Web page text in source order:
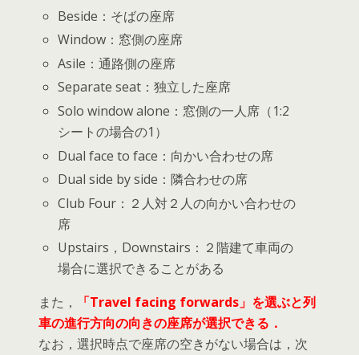
Beside：そばの座席
Window：窓側の座席
Asile：通路側の座席
Separate seat：独立した座席
Solo window alone：窓側の一人席（1:2
シートの場合の1）
Dual face to face：向かい合わせの席
Dual side by side：隣合わせの席
Club Four：２人対２人の向かい合わせの
席
Upstairs，Downstairs：２階建て車両の
場合に選択できることがある
また，
「Travel facing forwards」を選ぶと列
車の進行方向の向きの座席が選択できる．
なお，選択時点で座席の空きがない場合は，次